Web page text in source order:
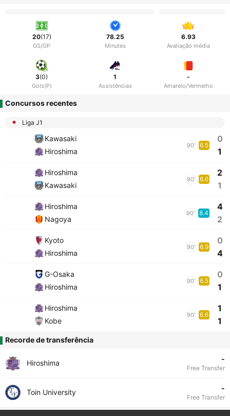
20(17)
GS/GP
78.25
Minutes
6.93
Avaliação média
3(0)
Gols(P)
1
Assistências
-
Amarelo/Vermelho
Concursos recentes
Liga J1
Kawasaki
Hiroshima
90' 6.5
0
1
Hiroshima
Kawasaki
90' 6.6
2
1
Hiroshima
Nagoya
90' 8.4
4
2
Kyoto
Hiroshima
90' 6.9
0
4
G-Osaka
Hiroshima
90' 6.5
0
1
Hiroshima
Kobe
90' 6.6
1
1
Recorde de transferência
Hiroshima -
Free Transfer
Toin University -
Free Transfer